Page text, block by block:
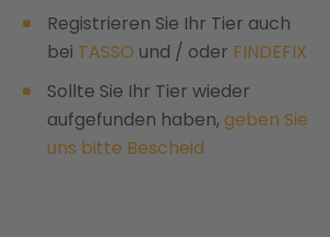
Registrieren Sie Ihr Tier auch
bei TASSO und / oder FINDEFIX
Sollte Sie Ihr Tier wieder
aufgefunden haben, geben Sie
uns bitte Bescheid